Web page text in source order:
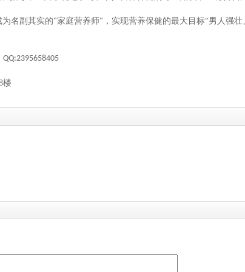
名副其实的"家庭营养师" ，实现营养保健的最大目标“男人强壮
QQ:2395658405
楼